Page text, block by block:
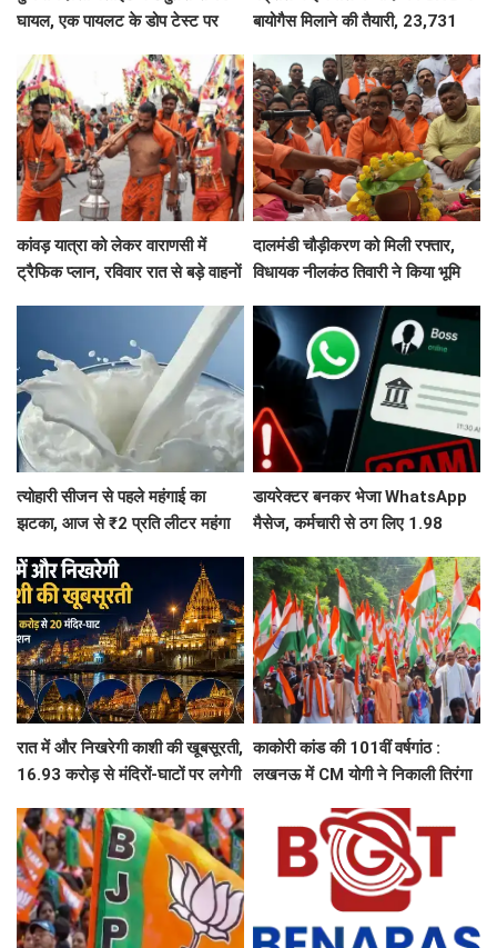
घायल, एक पायलट के डोप टेस्ट पर
बायोगैस मिलाने की तैयारी, 23,731
कांवड़ यात्रा को लेकर वाराणसी में
ट्रैफिक प्लान, रविवार रात से बड़े वाहनों
दालमंडी चौड़ीकरण को मिली रफ्तार,
विधायक नीलकंठ तिवारी ने किया भूमि
सड़क
त्योहारी सीजन से पहले महंगाई का
झटका, आज से ₹2 प्रति लीटर महंगा
डायरेक्टर बनकर भेजा WhatsApp
मैसेज, कर्मचारी से ठग लिए 1.98
वापस दिला दिए 1.83 करोड़
रात में और निखरेगी काशी की खूबसूरती,
16.93 करोड़ से मंदिरों-घाटों पर लगेगी
काकोरी कांड की 101वीं वर्षगांठ :
लखनऊ में CM योगी ने निकाली तिरंगा